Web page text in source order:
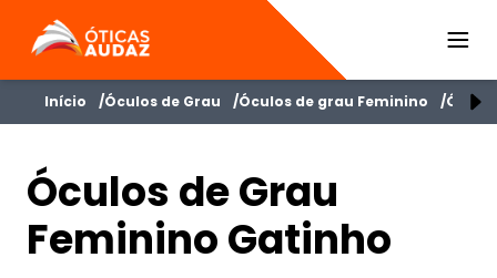
ÓTICAS AUDAZ
Início Óculos de Grau Óculos de grau Feminino
Óculos de Grau
Feminino Gatinho